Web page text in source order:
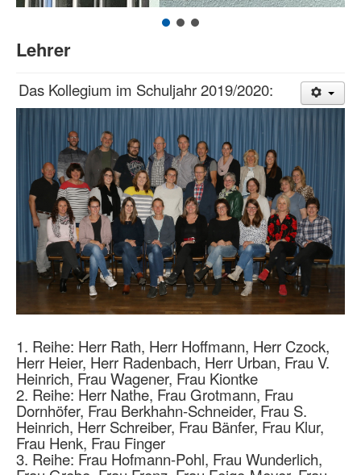
Lehrer
Das Kollegium im Schuljahr 2019/2020:
1. Reihe: Herr Rath, Herr Hoffmann, Herr Czock,
Herr Heier, Herr Radenbach, Herr Urban, Frau V.
Heinrich, Frau Wagener, Frau Kiontke
2. Reihe: Herr Nathe, Frau Grotmann, Frau
Dornhöfer, Frau Berkhahn-Schneider, Frau S.
Heinrich, Herr Schreiber, Frau Bänfer, Frau Klur,
Frau Henk, Frau Finger
3. Reihe: Frau Hofmann-Pohl, Frau Wunderlich,